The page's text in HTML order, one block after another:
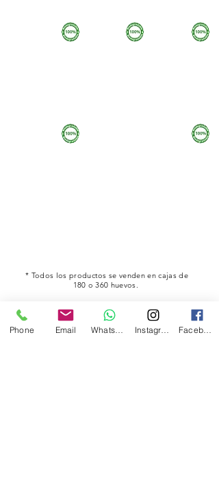
* Todos los productos se venden en cajas de
180 o 360 huevos.
Phone Email